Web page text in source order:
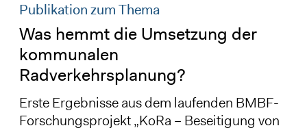
Publikation zum Thema
Was hemmt die Umsetzung der
kommunalen
Radverkehrsplanung?
Erste Ergebnisse aus dem laufenden BMBF-
Forschungsprojekt „KoRa – Beseitigung von